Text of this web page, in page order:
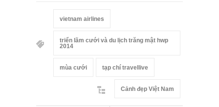
vietnam airlines
triển lãm cưới và du lịch trăng mật hwp
2014
mùa cưới tạp chí travellive
Cảnh đẹp Việt Nam